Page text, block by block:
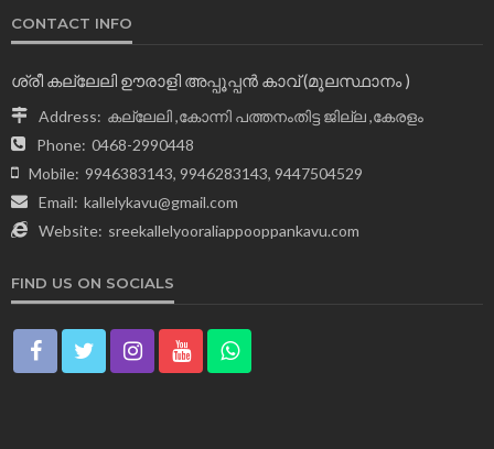
CONTACT INFO
ശ്രീ കല്ലേലി ഊരാളി അപ്പൂപ്പന്‍ കാവ് (മൂലസ്ഥാനം )
Address: കല്ലേലി ,കോന്നി പത്തനംതിട്ട ജില്ല ,കേരളം
Phone: 0468-2990448
Mobile: 9946383143, 9946283143, 9447504529
Email: kallelykavu@gmail.com
Website: sreekallelyooraliappooppankavu.com
FIND US ON SOCIALS